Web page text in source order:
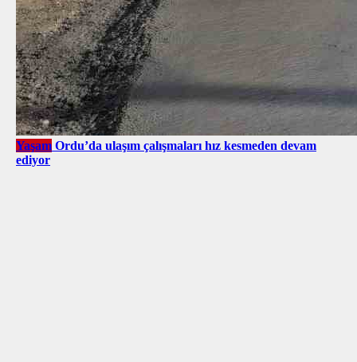
Yaşam Ordu’da ulaşım çalışmaları hız kesmeden devam
ediyor